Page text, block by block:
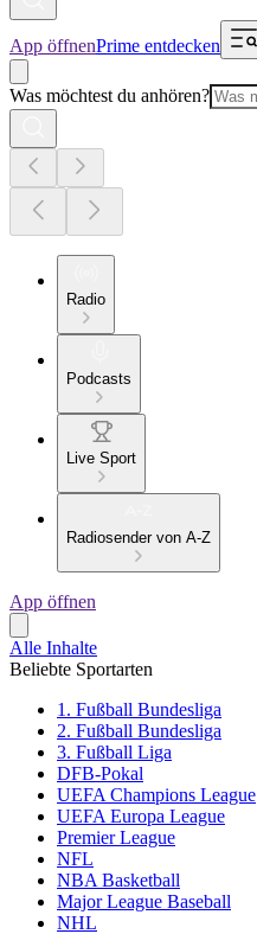
App öffnenPrime entdecken
Was möchtest du anhören?
Radio
Podcasts
Live Sport
Radiosender von A-Z
App öffnen
Alle Inhalte
Beliebte Sportarten
1. Fußball Bundesliga
2. Fußball Bundesliga
3. Fußball Liga
DFB-Pokal
UEFA Champions League
UEFA Europa League
Premier League
NFL
NBA Basketball
Major League Baseball
NHL